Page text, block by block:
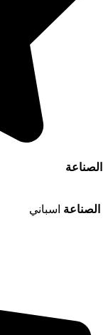
الصناعة
الصناعة اسباني